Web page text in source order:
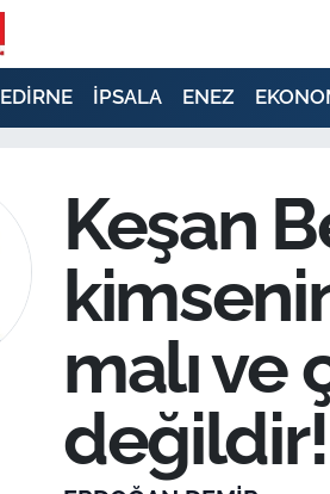
EDİRNE İPSALA ENEZ
Keşan
malı ve
değildir!